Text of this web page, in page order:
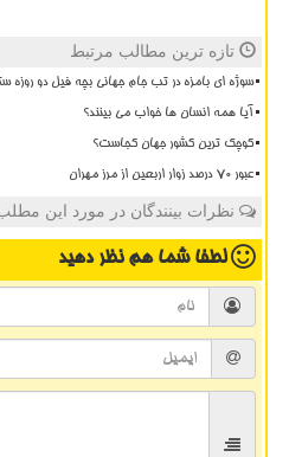
تازه ترین مطالب مرتبط
سوژه ای بامزه در تب جام جهانی بچه فیل دو روزه
آیا همه انسان ها خواب می بینند؟
کوچک ترین کشور جهان کجاست؟
عبور ۷۰ درصد زوار اربعین از مرز مهران
نظرات بینندگان در مورد این
لطفا شما همنظر دهید